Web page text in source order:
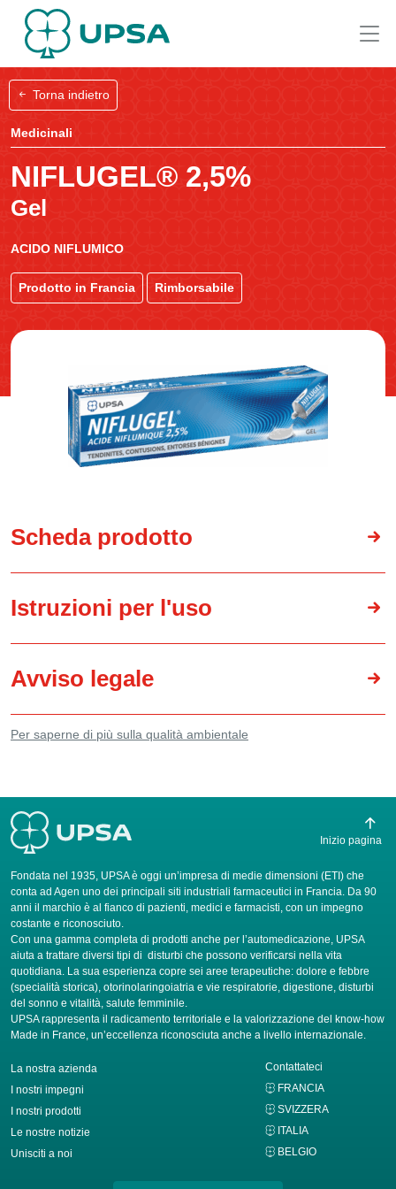
Torna indietro
Medicinali
NIFLUGEL® 2,5%
Gel
ACIDO NIFLUMICO
Prodotto in Francia Rimborsabile
Scheda prodotto
Istruzioni per l'uso
Avviso legale
Per saperne di più sulla qualità ambientale
Fondata nel 1935, UPSA è oggi un’impresa di medie dimensioni (ETI) che
conta ad Agen uno dei principali siti industriali farmaceutici in Francia. Da 90
anni il marchio è al fianco di pazienti, medici e farmacisti, con un impegno
costante e riconosciuto.
Con una gamma completa di prodotti anche per l’automedicazione, UPSA
aiuta a trattare diversi tipi di disturbi che possono verificarsi nella vita
quotidiana. La sua esperienza copre sei aree terapeutiche: dolore e febbre
(specialità storica), otorinolaringoiatria e vie respiratorie, digestione, disturbi
del sonno e vitalità, salute femminile.
UPSA rappresenta il radicamento territoriale e la valorizzazione del know-how
Made in France, un’eccellenza riconosciuta anche a livello internazionale.
La nostra azienda
I nostri impegni
I nostri prodotti
Le nostre notizie
Unisciti a noi
Contattateci
FRANCIA
SVIZZERA
ITALIA
BELGIO
Inizio pagina